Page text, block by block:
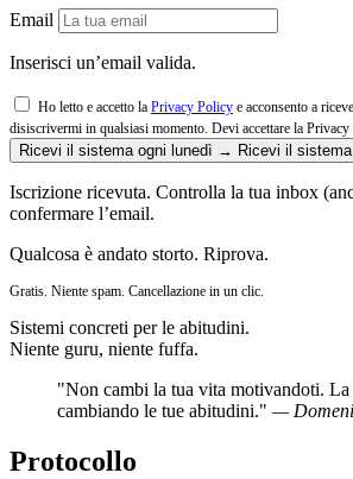
Email
Inserisci un’email valida.
Ho letto e accetto la Privacy Policy e acconsento a
disiscrivermi in qualsiasi momento.
Devi accettare la
Ricevi il sistema ogni lunedì → Ricevi il
Iscrizione ricevuta. Controlla la tua inbox
confermare l’email.
Qualcosa è andato storto. Riprova.
Gratis. Niente spam. Cancellazione in un clic.
Sistemi concreti per le abitudini.
Niente guru, niente fuffa.
"Non cambi la tua vita motivandoti. La
cambiando le tue abitudini." —
Protocollo